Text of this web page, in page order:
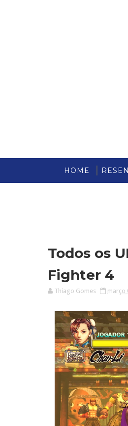
HOME
Todos os
Fighter 4
Thiago Gomes março